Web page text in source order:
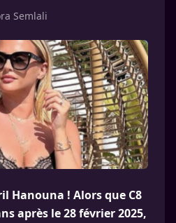
Semlali
Hanouna ! Alors que C8
après le 28 février 2025,